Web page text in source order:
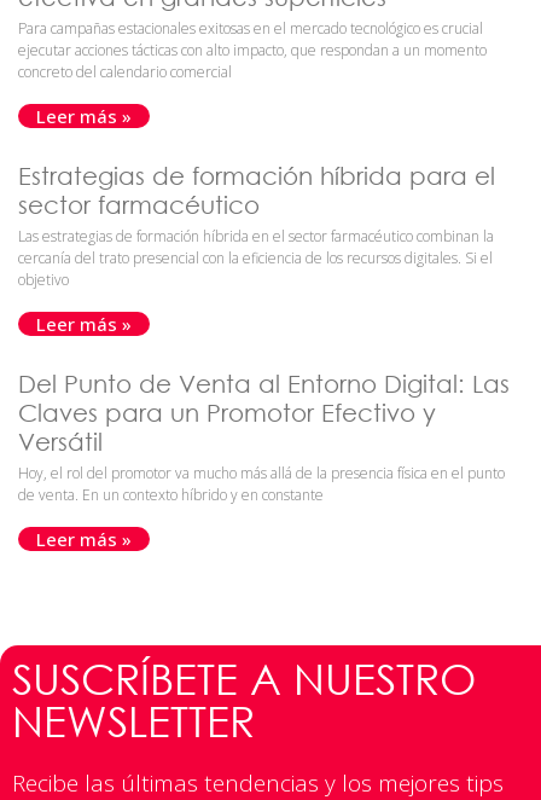
Para campañas estacionales exitosas en el mercado tecnológico es crucial
ejecutar acciones tácticas con alto impacto, que respondan a un momento
concreto del calendario comercial
Leer más »
Estrategias de formación híbrida para el
sector farmacéutico
Las estrategias de formación híbrida en el sector farmacéutico combinan la
cercanía del trato presencial con la eficiencia de los recursos digitales. Si el
objetivo
Leer más »
Del Punto de Venta al Entorno Digital: Las
Claves para un Promotor Efectivo y
Versátil
Hoy, el rol del promotor va mucho más allá de la presencia física en el punto
de venta. En un contexto híbrido y en constante
Leer más »
SUSCRÍBETE A NUESTRO
NEWSLETTER
Recibe las últimas tendencias y los mejores tips